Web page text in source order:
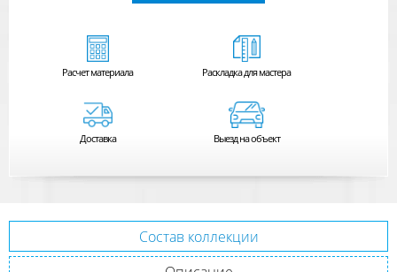
Расчетматериала Раскладка для мастера
Доставка Выезд на объект
Состав коллекции